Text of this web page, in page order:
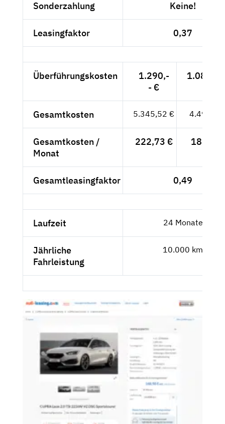
Sonderzahlung Keine!
Leasingfaktor 0,37
Überführungskosten
1.290,-
- €
Gesamtkosten 5.345,52 € 4.492,03
Gesamtkosten /
Monat
222,73 € 187,17
Gesamtleasingfaktor 0,49
Laufzeit 24 Monate
Jährliche
Fahrleistung
10.000 km